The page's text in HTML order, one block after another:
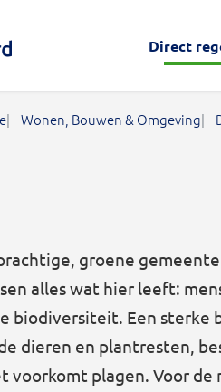
Direct
Wonen, Bouwen & Omgeving
groene
alles wat hier leeft:
biodiversiteit. Een
dieren en plantresten,
voorkomt plagen. Voor